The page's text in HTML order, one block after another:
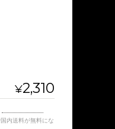
¥2,310
内送料が無料にな